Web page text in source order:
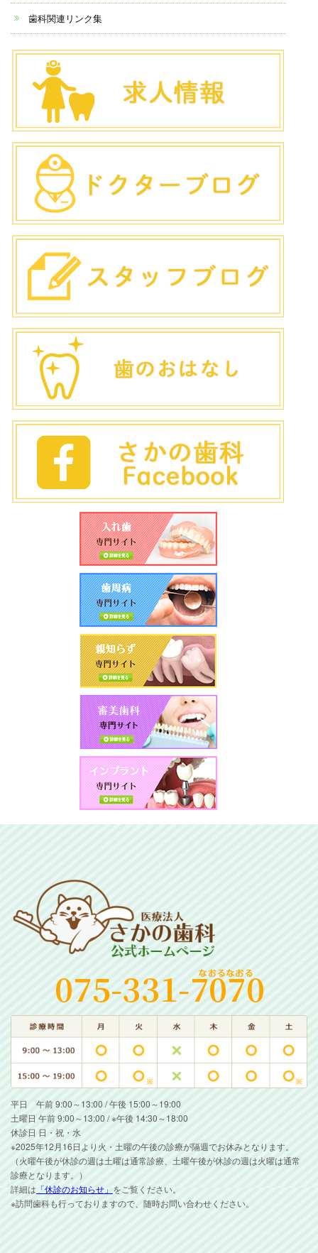
歯科関連リンク集
平日 午前 9:00～13:00 / 午後 15:00～19:00
土曜日 午前 9:00～13:00 / ※午後 14:30～18:00
休診日 日・祝・水
※2025年12月16日より火・土曜の午後の診療が隔週でお休みとなります。
（火曜午後が休診の週は土曜は通常診療、土曜午後が休診の週は火曜は通常
診療となります。）
詳細は 「休診のお知らせ」 をご覧ください。
※訪問歯科も行っておりますので、随時お問い合わせください。